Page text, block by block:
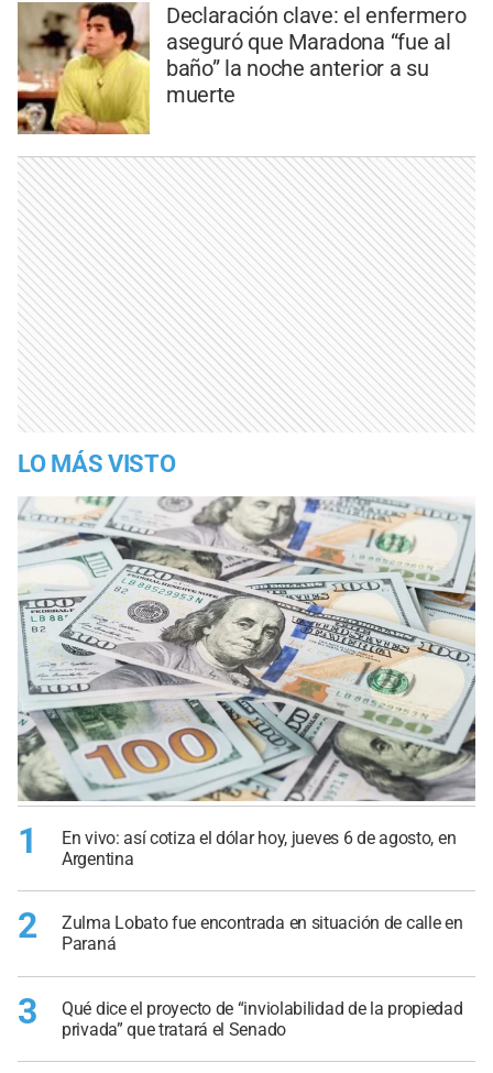
Declaración clave: el enfermero
aseguró que Maradona “fue al
baño” la noche anterior a su
muerte
LO MÁS VISTO
1
En vivo: así cotiza el dólar hoy, jueves 6 de agosto, en
Argentina
2
Zulma Lobato fue encontrada en situación de calle en
Paraná
3
Qué dice el proyecto de “inviolabilidad de la propiedad
privada” que tratará el Senado